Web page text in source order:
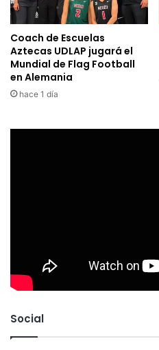
Coach de Escuelas
Aztecas UDLAP jugará el
Mundial de Flag Football
en Alemania
hace 1 día
Social